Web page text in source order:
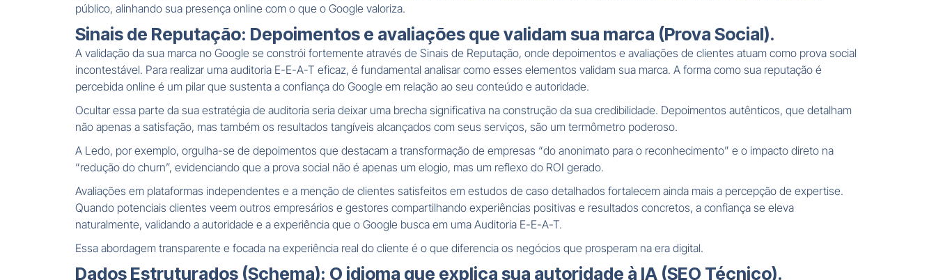
público, alinhando sua presença online com o que o Google valoriza.
Sinais de Reputação: Depoimentos e avaliações que validam sua marca (Prova Social).
A validação da sua marca no Google se constrói fortemente através de Sinais de Reputação, onde depoimentos e avaliações de clientes atuam como prova social
incontestável. Para realizar uma auditoria E-E-A-T eficaz, é fundamental analisar como esses elementos validam sua marca. A forma como sua reputação é
percebida online é um pilar que sustenta a confiança do Google em relação ao seu conteúdo e autoridade.
Ocultar essa parte da sua estratégia de auditoria seria deixar uma brecha significativa na construção da sua credibilidade. Depoimentos autênticos, que detalham
não apenas a satisfação, mas também os resultados tangíveis alcançados com seus serviços, são um termômetro poderoso.
A Ledo, por exemplo, orgulha-se de depoimentos que destacam a transformação de empresas “do anonimato para o reconhecimento” e o impacto direto na
“redução do churn”, evidenciando que a prova social não é apenas um elogio, mas um reflexo do ROI gerado.
Avaliações em plataformas independentes e a menção de clientes satisfeitos em estudos de caso detalhados fortalecem ainda mais a percepção de expertise.
Quando potenciais clientes veem outros empresários e gestores compartilhando experiências positivas e resultados concretos, a confiança se eleva
naturalmente, validando a autoridade e a experiência que o Google busca em uma Auditoria E-E-A-T.
Essa abordagem transparente e focada na experiência real do cliente é o que diferencia os negócios que prosperam na era digital.
Dados Estruturados (Schema): O idioma que explica sua autoridade à IA (SEO Técnico).